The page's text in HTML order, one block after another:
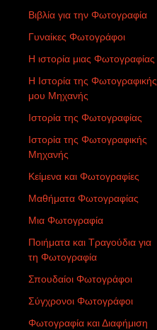
Βιβλία για την Φωτογραφία
Γυναίκες Φωτογράφοι
Η ιστορία μιας Φωτογραφίας
Η Ιστορία της Φωτογραφικής
μου Μηχανής
Ιστορία της Φωτογραφίας
Ιστορία της Φωτογραφικής
Μηχανής
Κείμενα και Φωτογραφίες
Μαθήματα Φωτογραφίας
Μια Φωτογραφία
Ποιήματα και Τραγούδια για
τη Φωτογραφία
Σπουδαίοι Φωτογράφοι
Σύγχρονοι Φωτογράφοι
Φωτογραφία και Διαφήμιση